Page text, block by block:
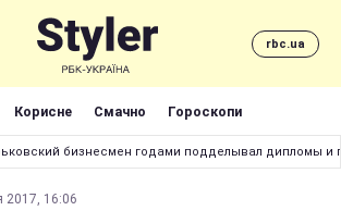
rbc.ua
Корисне Смачно Гороскопи
бизнесмен годами подделывал дипломы и
2017, 16:06